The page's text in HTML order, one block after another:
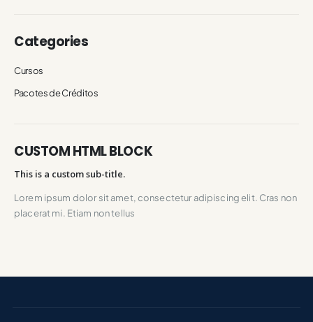
Categories
Cursos
Pacotes de Créditos
CUSTOM HTML BLOCK
This is a custom sub-title.
Lorem ipsum dolor sit amet, consectetur adipiscing elit. Cras non
placerat mi. Etiam non tellus